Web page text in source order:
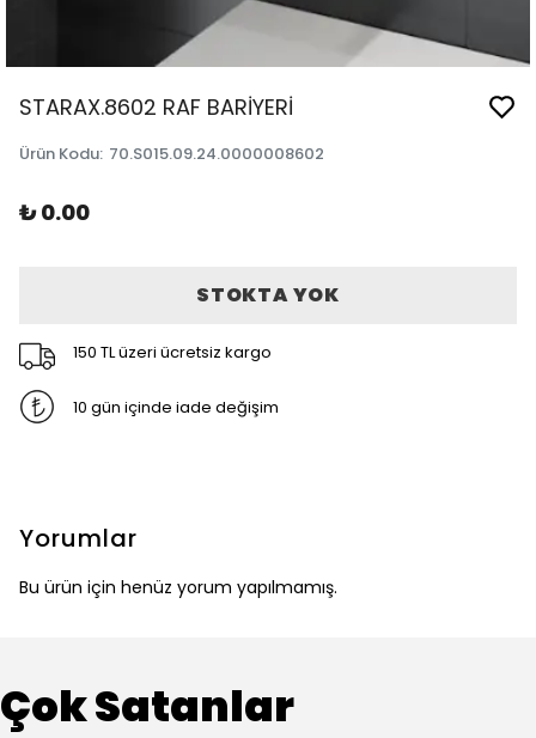
STARAX.8602 RAF BARİYERİ
Ürün Kodu: 70.S015.09.24.0000008602
₺ 0.00
STOKTA YOK
150 TL üzeri ücretsiz kargo
10 gün içinde iade değişim
Yorumlar
Bu ürün için henüz yorum yapılmamış.
Çok Satanlar